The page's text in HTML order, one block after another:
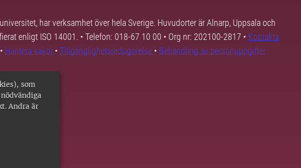
som
Andra är
har verksamhet över hela Sverige. Huvudorter är Alnarp, Uppsala och
enligt ISO 14001. • Telefon: 018-67 10 00 • Org nr: 202100-2817 • Kontakta
• Hantera kakor • Tillgänglighetsredogörelse • Behandling av personuppgifter